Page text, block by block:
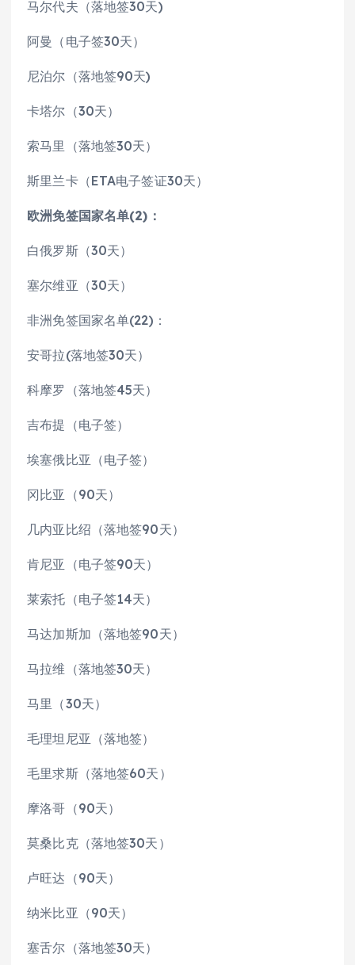
马尔代夫（落地签30天)
阿曼（电子签30天）
尼泊尔（落地签90天)
卡塔尔（30天）
索马里（落地签30天）
斯里兰卡（ETA电子签证30天）
欧洲免签国家名单(2)：
白俄罗斯（30天）
塞尔维亚（30天）
非洲免签国家名单(22)：
安哥拉(落地签30天）
科摩罗（落地签45天）
吉布提（电子签）
埃塞俄比亚（电子签）
冈比亚（90天）
几内亚比绍（落地签90天）
肯尼亚（电子签90天）
莱索托（电子签14天）
马达加斯加（落地签90天）
马拉维（落地签30天）
马里（30天）
毛理坦尼亚（落地签）
毛里求斯（落地签60天）
摩洛哥（90天）
莫桑比克（落地签30天）
卢旺达（90天）
纳米比亚（90天）
塞舌尔（落地签30天）